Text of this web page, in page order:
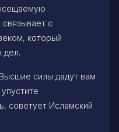
с
который
дел.
силы дадут вам
советует Исламский